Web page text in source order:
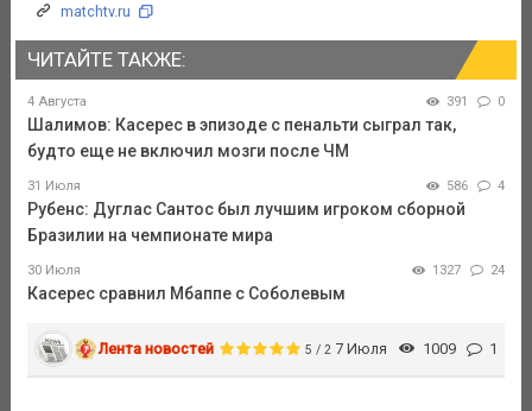
matchtv.ru
ЧИТАЙТЕ ТАКЖЕ:
4 Августа 391 0
Шалимов: Касерес в эпизоде с пенальти сыграл так,
будто еще не включил мозги после ЧМ
31 Июля 586 4
Рубенс: Дуглас Сантос был лучшим игроком сборной
Бразилии на чемпионате мира
30 Июля 1327 24
Касерес сравнил Мбаппе с Соболевым
Лента новостей 5 / 2 7 Июля 1009 1